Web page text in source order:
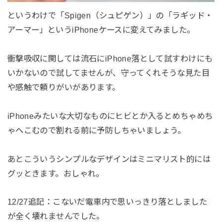
というわけで「Spigen（シュピゲン）」の「ラギッド・
アーマー」というiPhoneケースに変えてみました。
衝撃吸収に関しては流石にiPhone落として試すわけにも
いかないので試してませんが、守ってくれそうな見た目
や感触で頼りがいがあります。
iPhoneみたいな大切なものにヒビとか入るとめちゃめち
ゃへこむので割れる前に予防しちゃいましょう。
あとこういうシンプルなデザインはミニマリスト的には
グッときます。おしゃれ。
12/27追記：こないだ電車内で思いっきり落としました
が全く壊れませんでした。